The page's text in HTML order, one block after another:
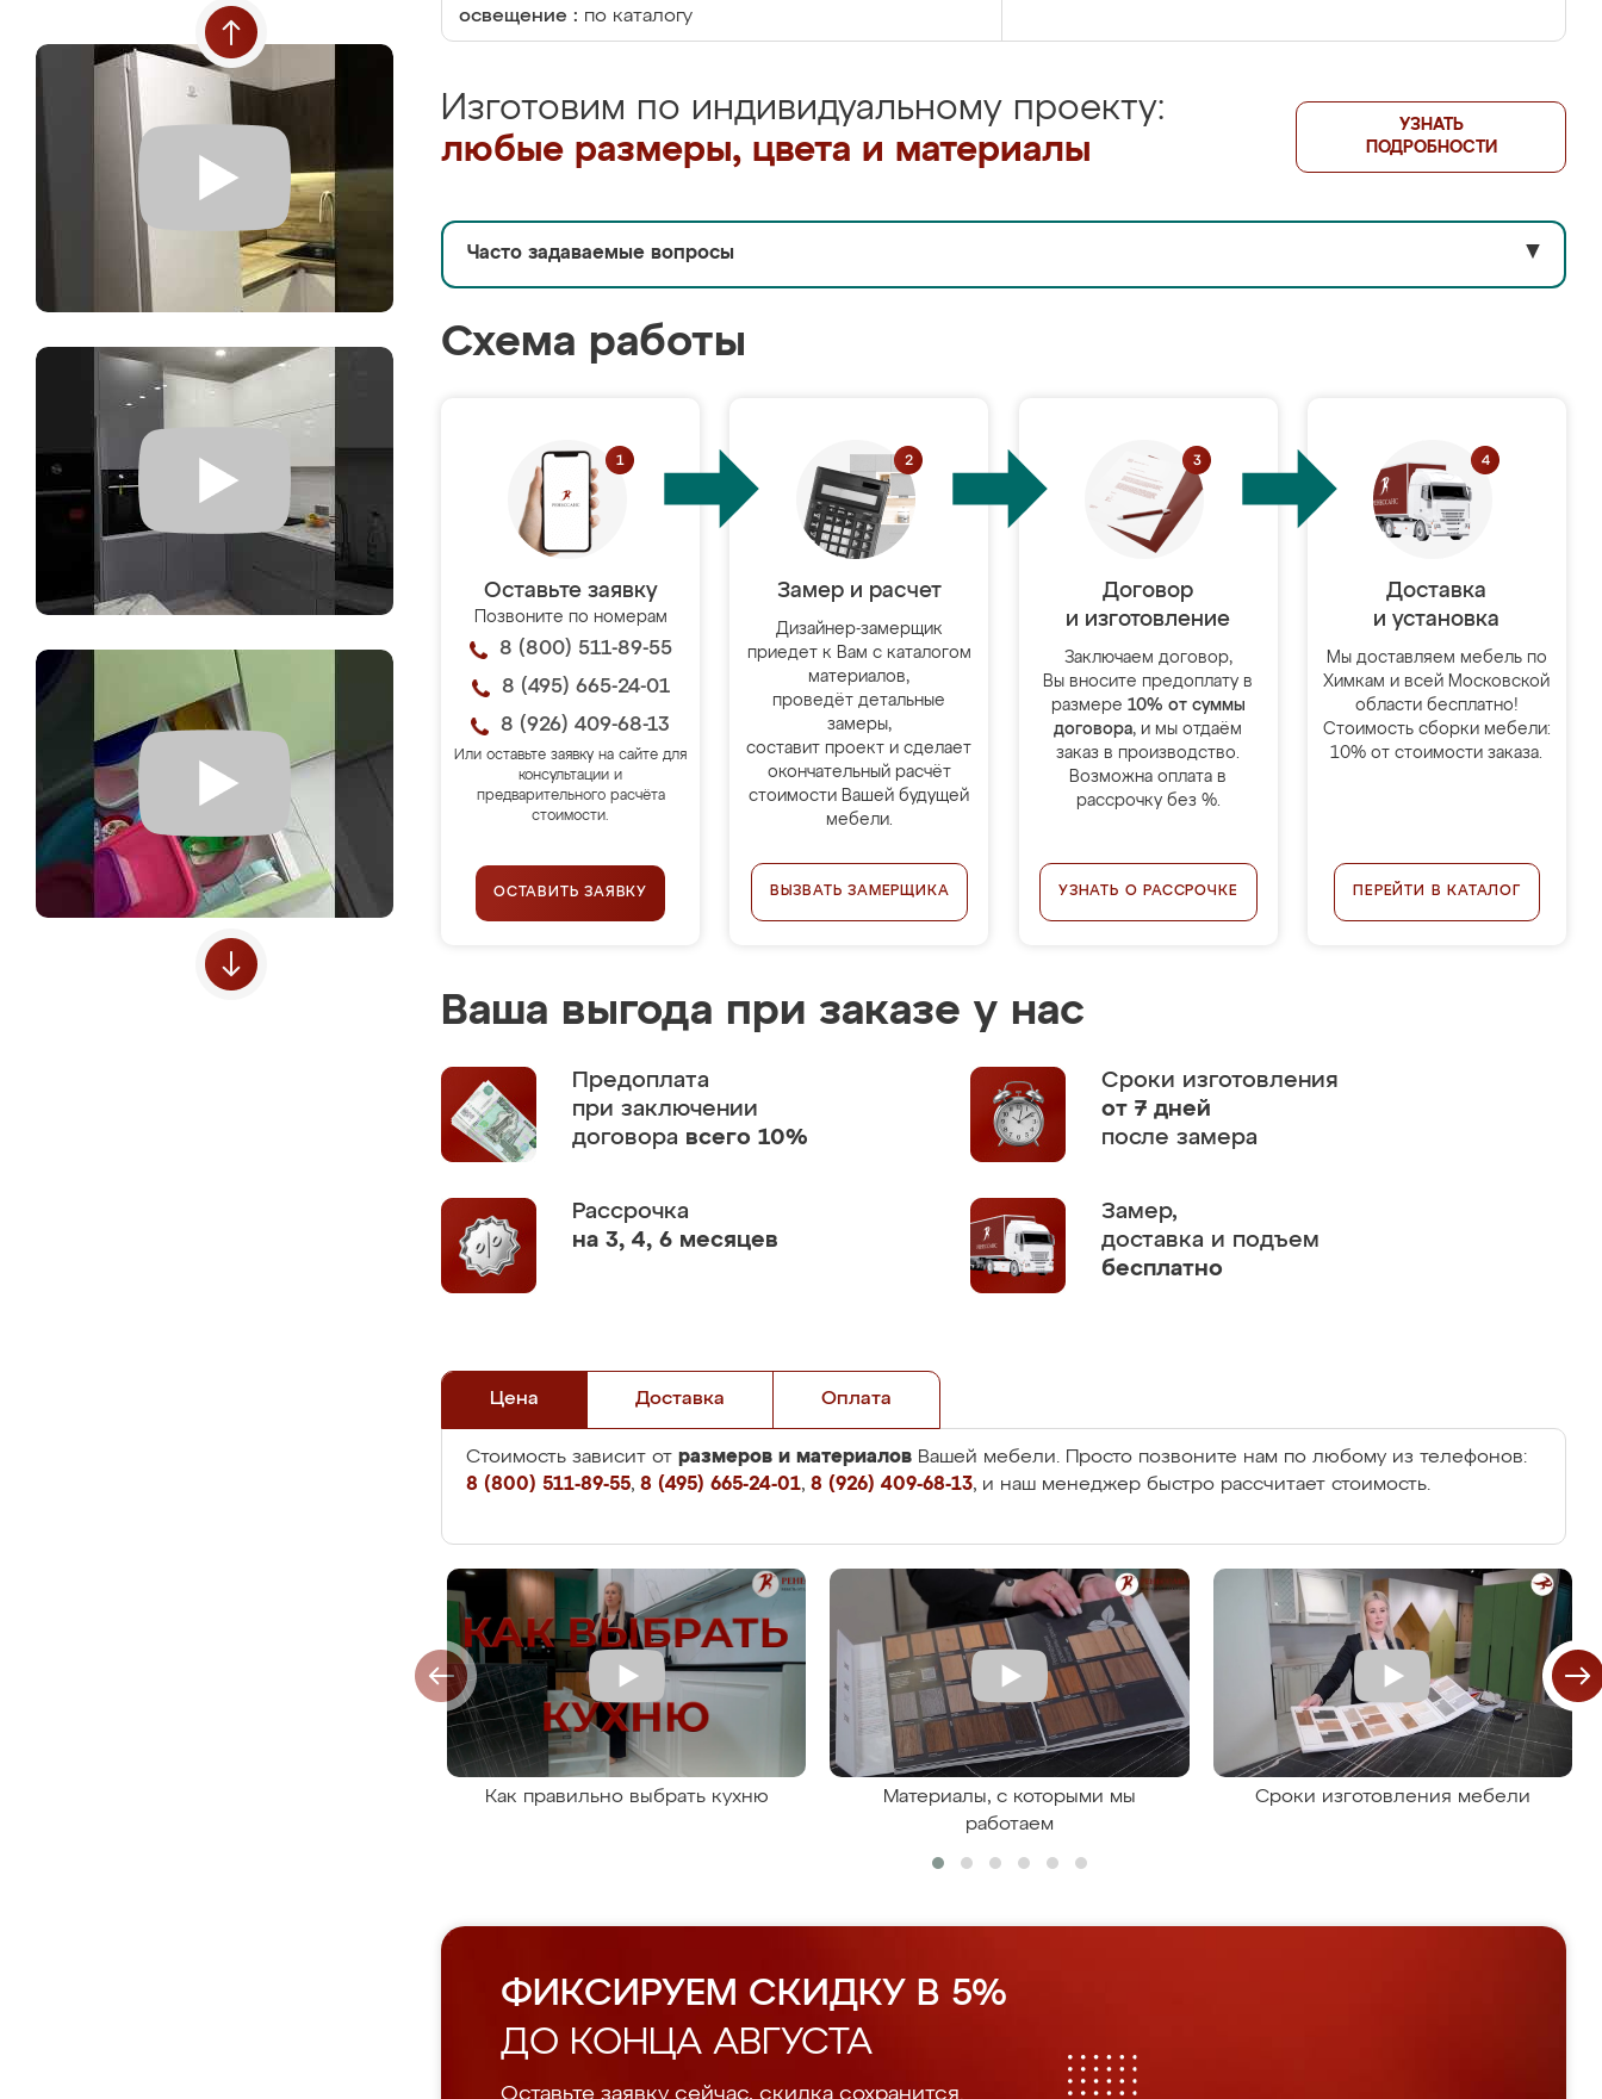
освещение : по каталогу
Изготовим по индивидуальному проекту:
любые размеры, цвета и материалы
УЗНАТЬ
ПОДРОБНОСТИ
Часто задаваемые вопросы ▼
Схема работы
Оставьте заявку
Позвоните по номерам
8 (800) 511-89-55
8 (495) 665-24-01
8 (926) 409-68-13
Или оставьте заявку на сайте для
консультации и
предварительного расчёта
стоимости.
ОСТАВИТЬ ЗАЯВКУ
Замер и расчет
Дизайнер-замерщик
приедет к Вам с каталогом
материалов,
проведёт детальные
замеры,
составит проект и сделает
окончательный расчёт
стоимости Вашей будущей
мебели.
ВЫЗВАТЬ ЗАМЕРЩИКА
Договор
и изготовление
Заключаем договор,
Вы вносите предоплату в
размере 10% от суммы
договора, и мы отдаём
заказ в производство.
Возможна оплата в
рассрочку без %.
УЗНАТЬ О РАССРОЧКЕ
Доставка
и установка
Мы доставляем мебель по
Химкам и всей Московской
области бесплатно!
Стоимость сборки мебели:
10% от стоимости заказа.
ПЕРЕЙТИ В КАТАЛОГ
Ваша выгода при заказе у нас
Предоплата
при заключении
договора всего 10%
Сроки изготовления
от 7 дней
после замера
Рассрочка
на 3, 4, 6 месяцев
Замер,
доставка и подъем
бесплатно
Цена Доставка Оплата
Стоимость зависит от размеров и материалов Вашей мебели. Просто позвоните нам по любому из телефонов:
8 (800) 511-89-55, 8 (495) 665-24-01, 8 (926) 409-68-13, и наш менеджер быстро рассчитает стоимость.
Как правильно выбрать кухню
Материалы, с которыми мы
работаем
Сроки изготовления мебели
ФИКСИРУЕМ СКИДКУ В 5%
ДО КОНЦА АВГУСТА
Оставьте заявку сейчас, скидка сохранится.